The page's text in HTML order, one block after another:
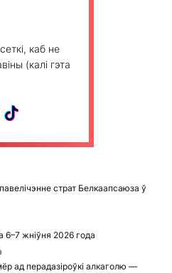
каб не
(калі гэта
страт Белкаапсаюза ў
6–7 жніўня 2026 года
ад перадазіроўкі алкаголю —